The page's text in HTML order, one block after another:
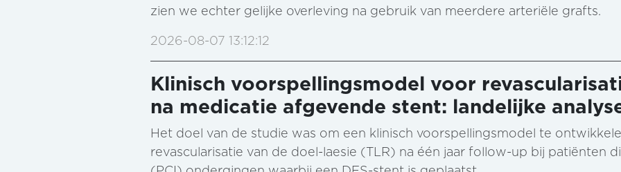
zien we echter gelijke overleving na gebruik van meerdere arteriële grafts.
2026-08-07 13:12:12
Klinisch voorspellingsmodel voor
na medicatie afgevende stent: landelijke
Het doel van de studie was om een klinisch voorspellingsmodel te
revascularisatie van de doel-laesie (TLR) na één jaar follow-up bij patiënten